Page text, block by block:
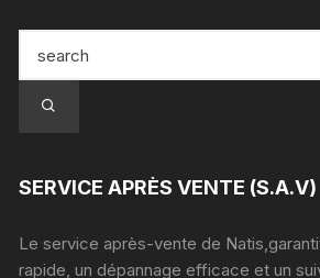
SERVICE APRÈS VENTE (S.A.V)
Le service après-vente de
rapide, un dépannage efficace et un